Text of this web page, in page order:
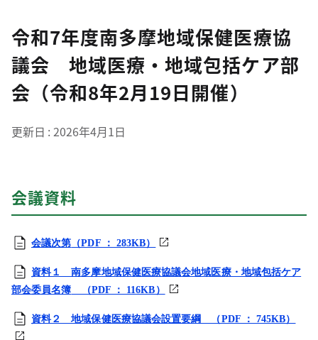
令和7年度南多摩地域保健医療協
議会 地域医療・地域包括ケア部
会（令和8年2月19日開催）
更新日 2026年4月1日
会議資料
会議次第 （PDF ： 283KB）
資料１ 南多摩地域保健医療協議会地域医療・地域包括ケア
部会委員名簿 （PDF ： 116KB）
資料２ 地域保健医療協議会設置要綱 （PDF ： 745KB）